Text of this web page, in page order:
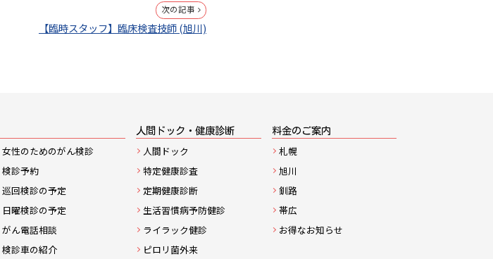
次の記事
【臨時スタッフ】臨床検査技師 (旭川)
女性のためのがん検診
検診予約
巡回検診の予定
日曜検診の予定
がん電話相談
検診車の紹介
人間ドック・健康診断
人間ドック
特定健康診査
定期健康診断
生活習慣病予防健診
ライラック健診
ピロリ菌外来
料金のご案内
札幌
旭川
釧路
帯広
お得なお知らせ